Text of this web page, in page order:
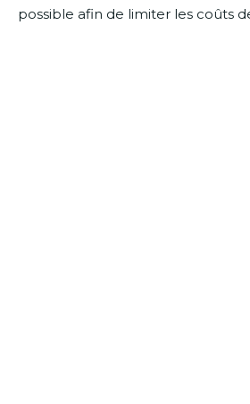
possible afin de limiter les coûts